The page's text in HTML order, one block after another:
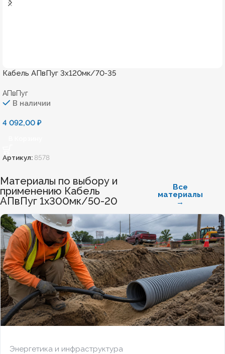
Кабель АПвПуг 3х120мк/70-35
АПвПуг
В наличии
4 092,00 ₽
Артикул:8578
Материалы по выбору и
применению Кабель
АПвПуг 1х300мк/50-20
Все
материалы
→
Энергетика и инфраструктура